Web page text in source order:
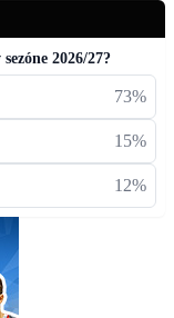
2026/27?
73%
15%
12%